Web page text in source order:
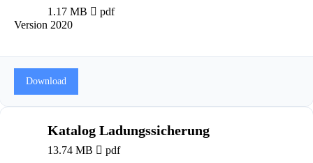
1.17 MB
pdf
Version 2020
Download
Katalog Ladungssicherung
13.74 MB pdf